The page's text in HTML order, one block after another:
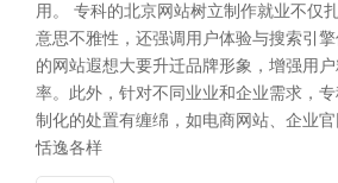
用。 专科的北京网站树立制作就业不仅
意思不雅性，还强调用户体验与搜索引
的网站遐想大要升迁品牌形象，增强用
率。此外，针对不同业业和企业需求，
制化的处置有缠绵，如电商网站、企业官
恬逸各样